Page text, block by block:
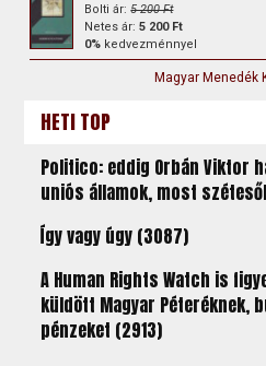
Bolti ár:5 200 Ft
Netes ár:5 200 Ft
0% kedvezménnyel
Magyar Menedék
HETI TOP
Politico: eddig Orbán Viktor
uniós államok, most
Így vagy úgy (3087)
A Human Rights Watch is
küldött Magyar Péteréknek,
pénzeket (2913)